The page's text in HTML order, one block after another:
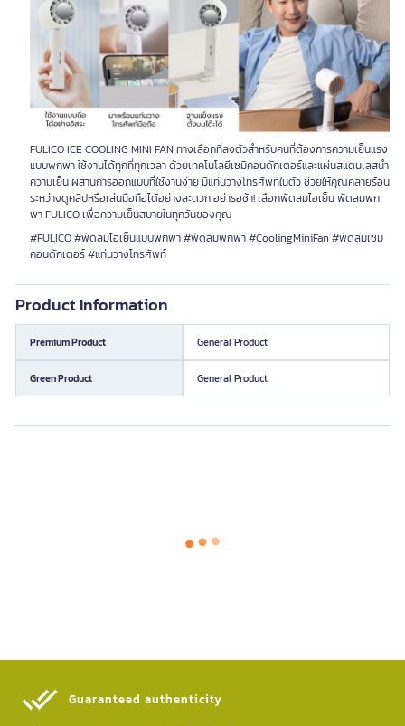
FULICO ICE COOLING MINI FAN ทางเลือกที่ลงตัวสำหรับคนที่ต้องการความเย็นแรง
แบบพกพา ใช้งานได้ทุกที่ทุกเวลา ด้วยเทคโนโลยีเซมิคอนดักเตอร์และแผ่นสแตนเลสนำ
ความเย็น ผสานการออกแบบที่ใช้งานง่าย มีแท่นวางโทรศัพท์ในตัว ช่วยให้คุณคลายร้อน
ระหว่างดูคลิปหรือเล่นมือถือได้อย่างสะดวก อย่ารอช้า! เลือกพัดลมไอเย็น พัดลมพก
พา FULICO เพื่อความเย็นสบายในทุกวันของคุณ
#FULICO #พัดลมไอเย็นแบบพกพา #พัดลมพกพา #CoolingMiniFan #พัดลมเซมิ
คอนดักเตอร์ #แท่นวางโทรศัพท์
Product Information
Premium Product General Product
Green Product General Product
Guaranteed authenticity​